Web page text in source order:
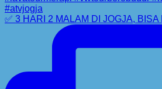
✅ 3 HARI 2 MALAM DI JOGJA,